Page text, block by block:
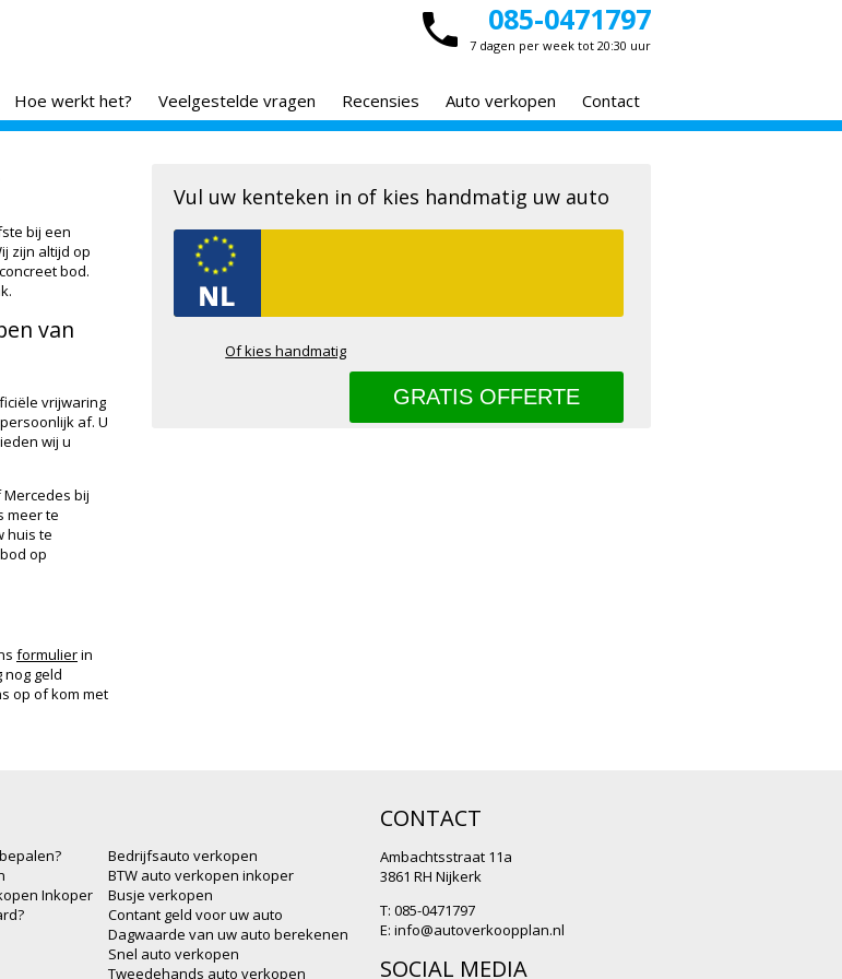
085-0471797
7 dagen per week tot 20:30 uur
Hoe werkt het? Veelgestelde vragen Recensies Auto verkopen Contact
bij een
zijn altijd op
bod.
van
vrijwaring
af. U
wij u
Mercedes bij
meer te
huis te
op
formulierin
geld
op of kom met
Vul uw kenteken in of kies handmatig uw auto
Of kies handmatig
Inkoper
Bedrijfsauto verkopen
BTW auto verkopen inkoper
Busje verkopen
Contant geld voor uw auto
Dagwaarde van uw auto berekenen
Snel auto verkopen
Tweedehands auto verkopen
CONTACT
Ambachtsstraat 11a
3861 RH Nijkerk
T: 085-0471797
E: info@autoverkoopplan.nl
SOCIAL MEDIA